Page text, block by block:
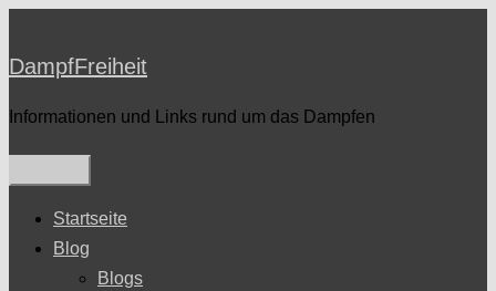
springen
DampfFreiheit
Informationen und Links rund um das Dampfen
Startseite
Blog
Blogs